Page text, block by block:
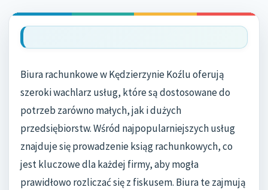
Biura rachunkowe w Kędzierzynie Koźlu oferują
szeroki wachlarz usług, które są dostosowane do
potrzeb zarówno małych, jak i dużych
przedsiębiorstw. Wśród najpopularniejszych usług
znajduje się prowadzenie ksiąg rachunkowych, co
jest kluczowe dla każdej firmy, aby mogła
prawidłowo rozliczać się z fiskusem. Biura te zajmują